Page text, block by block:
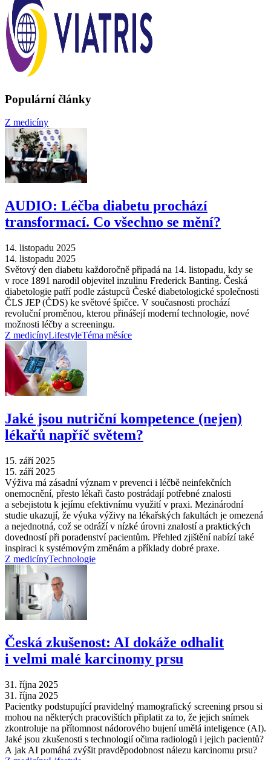
Populární články
Z medicíny
AUDIO: Léčba diabetu prochází
transformací. Co všechno se mění?
14. listopadu 2025
14. listopadu 2025
Světový den diabetu každoročně připadá na 14. listopadu, kdy se
v roce 1891 narodil objevitel inzulinu Frederick Banting. Česká
diabetologie patří podle zástupců České diabetologické společnosti
ČLS JEP (ČDS) ke světové špičce. V současnosti prochází
revoluční proměnou, kterou přinášejí moderní technologie, nové
možnosti léčby a screeningu.
Z medicínyLifestyleTéma měsíce
Jaké jsou nutriční kompetence (nejen)
lékařů napříč světem?
15. září 2025
15. září 2025
Výživa má zásadní význam v prevenci i léčbě neinfekčních
onemocnění, přesto lékaři často postrádají potřebné znalosti
a sebejistotu k jejímu efektivnímu využití v praxi. Mezinárodní
studie ukazují, že výuka výživy na lékařských fakultách je omezená
a nejednotná, což se odráží v nízké úrovni znalostí a praktických
dovedností při poradenství pacientům. Přehled zjištění nabízí také
inspiraci k systémovým změnám a příklady dobré praxe.
Z medicínyTechnologie
Česká zkušenost: AI dokáže odhalit
i velmi malé karcinomy prsu
31. října 2025
31. října 2025
Pacientky podstupující pravidelný mamografický screening prsou si
mohou na některých pracovištích připlatit za to, že jejich snímek
zkontroluje na přítomnost nádorového bujení umělá inteligence (AI).
Jaké jsou zkušenosti s technologií očima radiologů i jejich pacientů?
A jak AI pomáhá zvýšit pravděpodobnost nálezu karcinomu prsu?